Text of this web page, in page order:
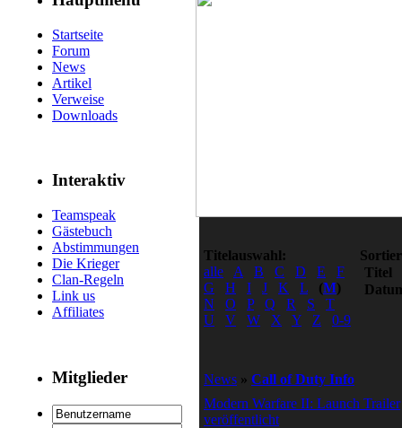
Startseite
Forum
News
Artikel
Verweise
Downloads
Interaktiv
Teamspeak
Gästebuch
Abstimmungen
Die Krieger
Clan-Regeln
Link us
Affiliates
Mitglieder
Titelauswahl:
alle
A B C D E
F
G
H I J K L (M)
N
O P Q R S
T
U
V W X Y Z 0-9
Titel
News » Call of Duty Info
Modern Warfare II: Launch Trailer
veröffentlicht